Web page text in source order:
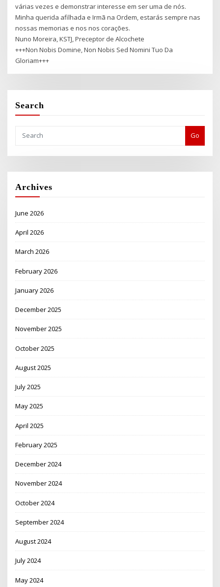
várias vezes e demonstrar interesse em ser uma de nós.
Minha querida afilhada e Irmã na Ordem, estarás sempre nas
nossas memorias e nos nos corações.
Nuno Moreira, KSTJ, Preceptor de Alcochete
+++Non Nobis Domine, Non Nobis Sed Nomini Tuo Da
Gloriam+++
Search
Go
Archives
June 2026
April 2026
March 2026
February 2026
January 2026
December 2025
November 2025
October 2025
August 2025
July 2025
May 2025
April 2025
February 2025
December 2024
November 2024
October 2024
September 2024
August 2024
July 2024
May 2024